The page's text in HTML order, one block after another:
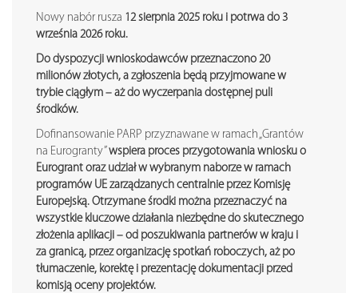
Nowy nabór rusza 12 sierpnia 2025 roku i potrwa do 3
września 2026 roku.
Do dyspozycji wnioskodawców przeznaczono 20
milionów złotych, a zgłoszenia będą przyjmowane w
trybie ciągłym – ażdo wyczerpania dostępnej puli
środków.
Dofinansowanie PARP przyznawane w ramach „Grantów
na Eurogranty”wspiera proces przygotowania wniosku o
Eurogrant oraz udział w wybranym naborze w ramach
programów UE zarządzanych centralnie przez Komisję
Europejską. Otrzymaneśrodki można przeznaczyć na
wszystkie kluczowe działania niezbędne do skutecznego
złożenia aplikacji – od poszukiwania partnerów w kraju i
za granicą, przez organizacjęspotkań roboczych, ażpo
tłumaczenie, korektęi prezentacjędokumentacji przed
komisją oceny projektów.